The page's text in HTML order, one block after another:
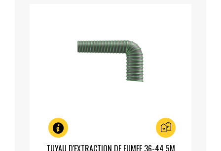
TUYAU D'EXTRACTION DE FUMEE 36-44 5M